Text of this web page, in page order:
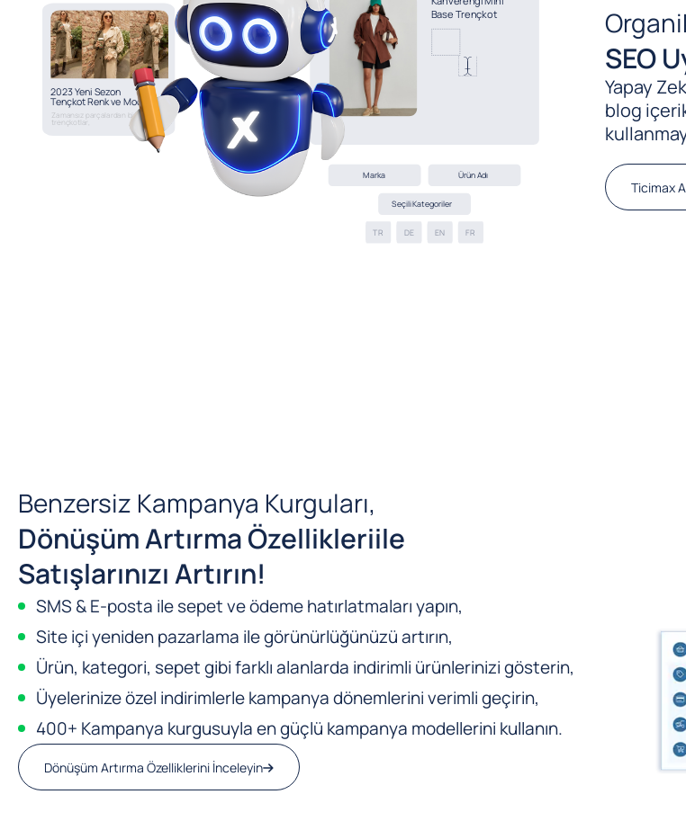
SEO
Yapay
blog
Ticimax
Benzersiz Kampanya Kurguları,
Dönüşüm Artırma Özellikleriile
Satışlarınızı Artırın!
SMS & E-posta ile sepet ve ödeme hatırlatmaları yapın,
Site içi yeniden pazarlama ile görünürlüğünüzü artırın,
Ürün, kategori, sepet gibi farklı alanlarda indirimli ürünlerinizi gösterin,
Üyelerinize özel indirimlerle kampanya dönemlerini verimli geçirin,
400+ Kampanya kurgusuyla en güçlü kampanya modellerini kullanın.
Dönüşüm Artırma Özelliklerini İnceleyin